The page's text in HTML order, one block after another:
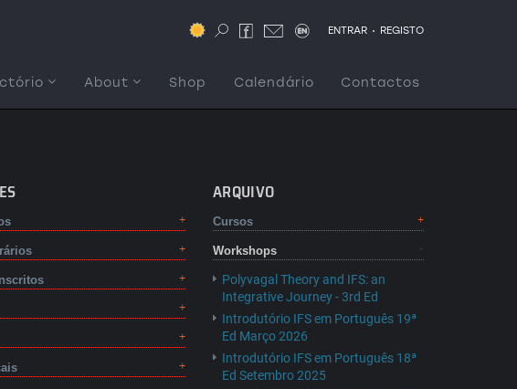
ENTRAR . REGISTO
About Shop Calendário Contactos
ARQUIVO
Cursos
Workshops
Polyvagal Theory and IFS: an
Integrative Journey - 3rd Ed
Introdutório IFS em Português 19ª
Ed Março 2026
Introdutório IFS em Português 18ª
Ed Setembro 2025